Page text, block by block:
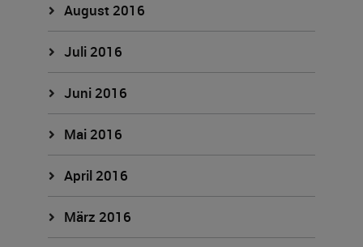
August 2016
Juli 2016
Juni 2016
Mai 2016
April 2016
März 2016